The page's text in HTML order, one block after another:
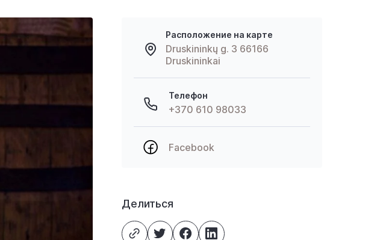
Расположение на карте
Druskininkų g. 3 66166
Druskininkai
Телефон
+370 610 98033
Facebook
Делиться